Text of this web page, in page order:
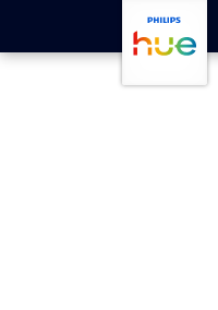
skip.to.main.content